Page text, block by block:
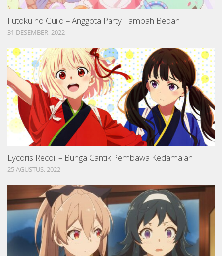
Futoku no Guild – Anggota Party Tambah Beban
31 DESEMBER, 2022
Lycoris Recoil – Bunga Cantik Pembawa Kedamaian
25 AGUSTUS, 2022